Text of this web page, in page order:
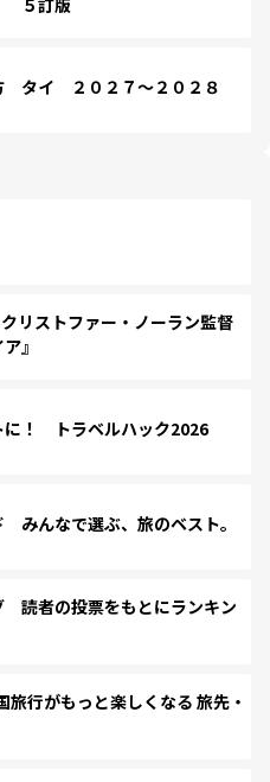
タイ ２０２７～２０２８
リストファー・ノーラン監督
』
に！ トラベルハック2026
みんなで選ぶ、旅のベスト。
読者の投票をもとにランキン
行がもっと楽しくなる 旅先・